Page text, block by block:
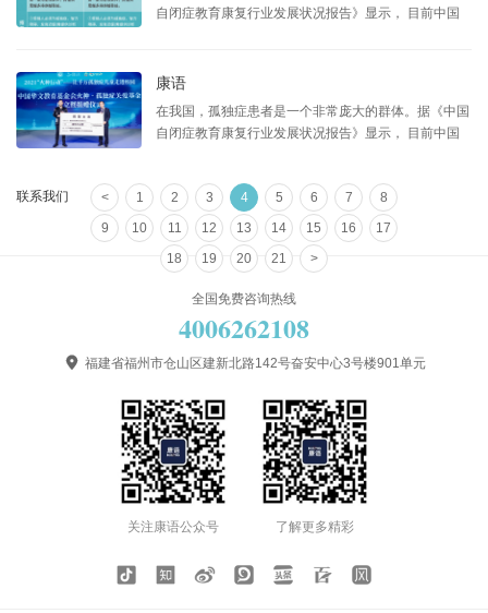
自闭症教育康复行业发展状况报告》显示， 目前中国
碍、发育迟缓等心智障碍儿童减轻其康复负担、呼吁公
康语
在我国，孤独症患者是一个非常庞大的群体。据《中国
自闭症教育康复行业发展状况报告》显示， 目前中国
碍、发育迟缓等心智障碍儿童减轻其康复负担、呼吁公
众了解和关爱特殊 ...
联系我们 < 1 2 3 4 5 6 7
8
9
10 11 12 13 14 15 16
17
18
19 20 21 >
全国免费咨询热线
4006262108
 福建省福州市仓山区建新北路142号奋安中心3号楼901单元
关注康语公众号 了解更多精彩